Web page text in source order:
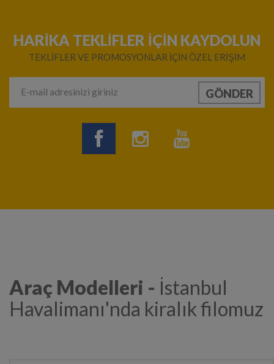
HARIKA TEKLIFLER IÇIN KAYDOLUN
TEKLIFLER VE PROMOSYONLAR IÇIN ÖZEL ERIŞIM
Araç Modelleri - İstanbul
Havalimanı'nda kiralık filomuz